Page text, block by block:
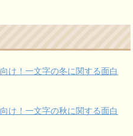
け！一文字の冬に関する面白
け！一文字の秋に関する面白